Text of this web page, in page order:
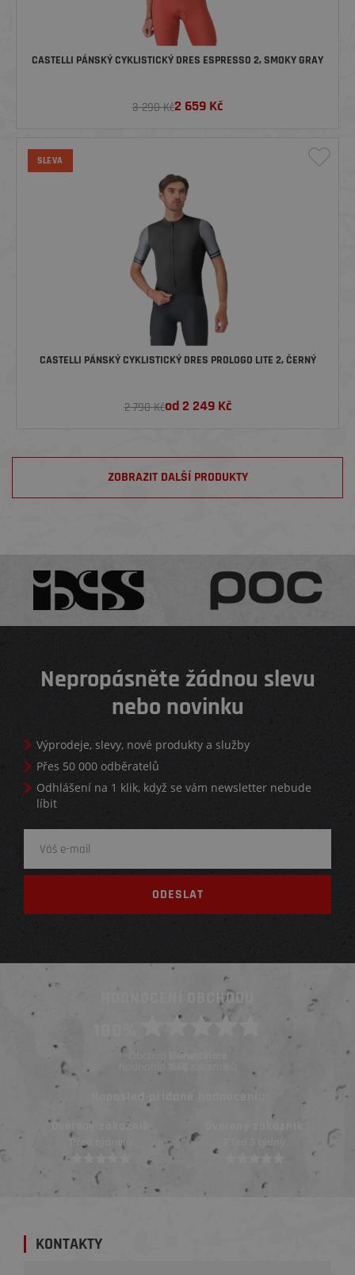
CASTELLI PÁNSKÝ CYKLISTICKÝ DRES ESPRESSO 2, SMOKY GRAY
3 290 Kč2 659 Kč
SLEVA
CASTELLI PÁNSKÝ CYKLISTICKÝ DRES PROLOGO LITE 2, ČERNÝ
2 790 Kčod 2 249Kč
ZOBRAZIT DALŠÍ PRODUKTY
Nepropásněte žádnou slevu
nebo novinku
Výprodeje, slevy, nové produkty a služby
Přes 50 000 odběratelů
Odhlášení na 1 klik, když se vám newsletter nebude
líbit
HODNOCENÍ OBCHODU
Obchod ElementStore
hodnotilo
Naposled přidané hodnocení::
Ověřený zákazník
Před 3 týdny
KONTAKTY